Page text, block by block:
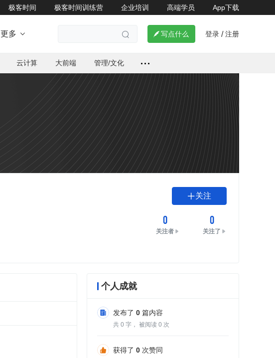
极客时间 极客时间训练营 企业培训 高端学员 App下载
更多    写点什么 登录 / 注册
云计算 大前端 管理/文化
关注
0
关注者
0
关注了
个人成就
发布了 0 篇内容
共 0 字， 被阅读 0 次
获得了 0 次赞同